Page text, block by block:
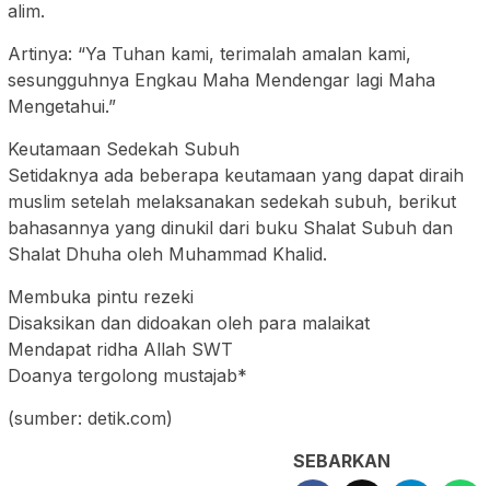
alim.
Artinya: “Ya Tuhan kami, terimalah amalan kami,
sesungguhnya Engkau Maha Mendengar lagi Maha
Mengetahui.”
Keutamaan Sedekah Subuh
Setidaknya ada beberapa keutamaan yang dapat diraih
muslim setelah melaksanakan sedekah subuh, berikut
bahasannya yang dinukil dari buku Shalat Subuh dan
Shalat Dhuha oleh Muhammad Khalid.
Membuka pintu rezeki
Disaksikan dan didoakan oleh para malaikat
Mendapat ridha Allah SWT
Doanya tergolong mustajab*
(sumber: detik.com)
SEBARKAN